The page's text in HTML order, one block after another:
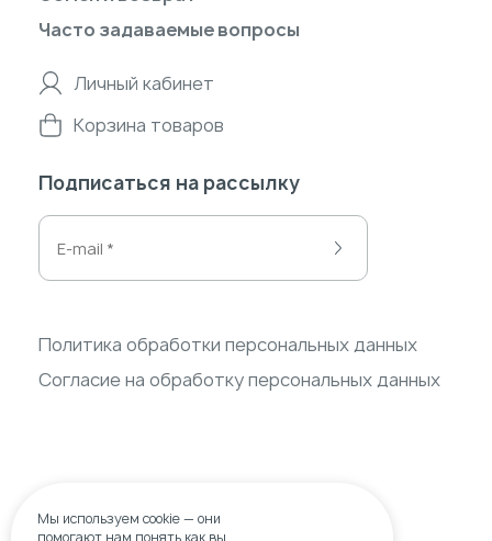
Часто задаваемые вопросы
Личный кабинет
Корзина товаров
Подписаться на рассылку
Политика обработки персональных данных
Согласие на обработку персональных данных
Мы используем cookie— они
помогают нам понять,как вы